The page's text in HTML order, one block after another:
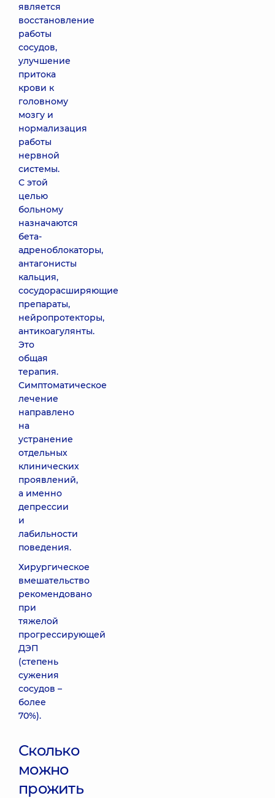
является
восстановление
работы
сосудов,
улучшение
притока
крови к
головному
мозгу и
нормализация
работы
нервной
системы.
С этой
целью
больному
назначаются
бета-
адреноблокаторы,
антагонисты
кальция,
сосудорасширяющие
препараты,
нейропротекторы,
антикоагулянты.
Это
общая
терапия.
Симптоматическое
лечение
направлено
на
устранение
отдельных
клинических
проявлений,
а именно
депрессии
и
лабильности
поведения.
Хирургическое
вмешательство
рекомендовано
при
тяжелой
прогрессирующей
ДЭП
(степень
сужения
сосудов –
более
70%).
Сколько
можно
прожить